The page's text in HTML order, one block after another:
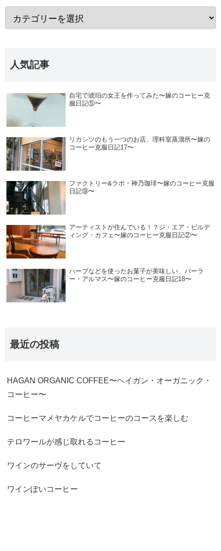
人気記事
自宅で琥珀の女王を作ってみた〜嫁のコーヒー克
服日記⑤〜
リカシツのもう一つのお店、理科室蒸溜所〜嫁の
コーヒー克服日記17〜
ファクトリー&ラボ・神乃珈琲〜嫁のコーヒー克服
日記⑨〜
アーティストが住んでいる！？ジ・エア・ビルデ
ィング・カフェ〜嫁のコーヒー克服日記②〜
ハーブなどを使ったお菓子が美味しい、パーラ
ー・アルマス〜嫁のコーヒー克服日記18〜
最近の投稿
HAGAN ORGANIC COFFEE〜ヘイガン・オーガニック・
コーヒー〜
コーヒーマメヤカケルでコーヒーのコースを楽しむ
テロワールが感じ取れるコーヒー
ワインのサーヴをしていて
ワインぽいコーヒー